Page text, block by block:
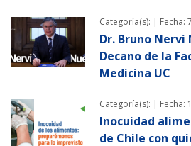
Categoría(s): | Fecha:
Dr. Bruno
Decano de la
Medicina UC
Categoría(s): | Fecha:
Inocuidad
de Chile con